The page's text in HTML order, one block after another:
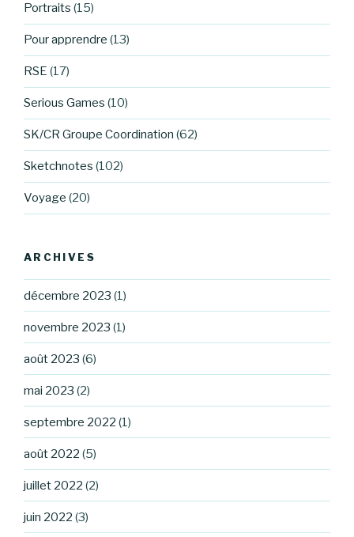
Portraits (15)
Pour apprendre (13)
RSE (17)
Serious Games (10)
SK/CR Groupe Coordination (62)
Sketchnotes (102)
Voyage (20)
ARCHIVES
décembre 2023 (1)
novembre 2023 (1)
août 2023 (6)
mai 2023 (2)
septembre 2022 (1)
août 2022 (5)
juillet 2022 (2)
juin 2022 (3)